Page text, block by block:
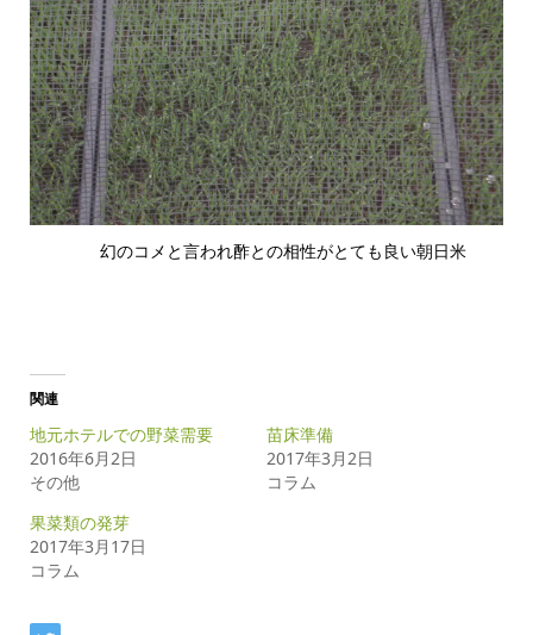
幻のコメと言われ酢との相性がとても良い朝日米
関連
地元ホテルでの野菜需要
2016年6月2日
その他
苗床準備
2017年3月2日
コラム
果菜類の発芽
2017年3月17日
コラム